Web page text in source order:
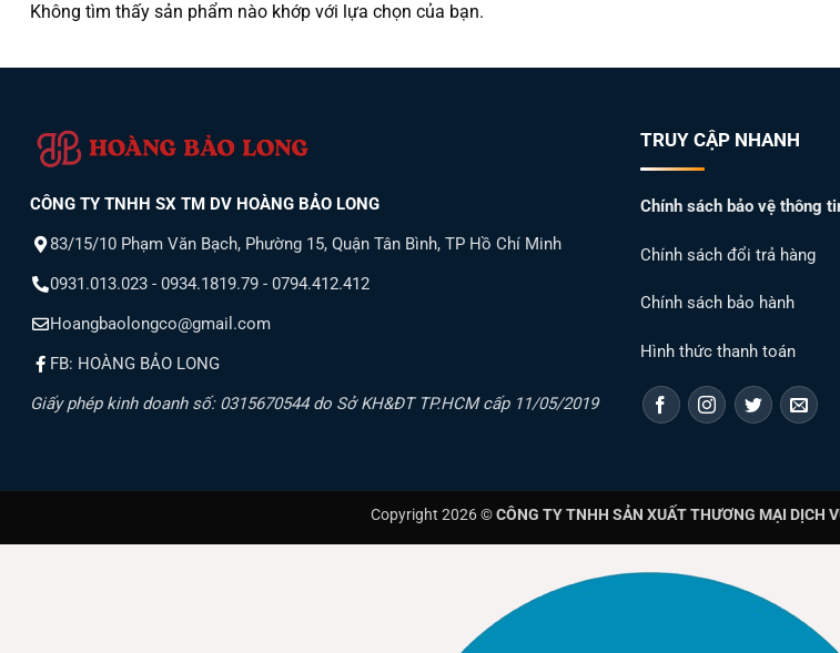
Không tìm thấy sản phẩm nào khớp với lựa chọn của bạn.
CÔNG TY TNHH SX TM DV HOÀNG BẢO LONG
83/15/10 Phạm Văn Bạch, Phường 15, Quận Tân Bình, TP Hồ Chí Minh
0931.013.023 - 0934.1819.79 - 0794.412.412
Hoangbaolongco@gmail.com
FB: HOÀNG BẢO LONG
Giấy phép kinh doanh số: 0315670544 do Sở KH&ĐT TP.HCM cấp 11/05/2019
TRUY CẬP NHANH
Chính sách bảo vệ thông
Chính sách đổi trả hàng
Chính sách bảo hành
Hình thức thanh toán
Copyright 2026 ©CÔNG TY TNHH SẢN XUẤT THƯƠNG MẠI DỊCH